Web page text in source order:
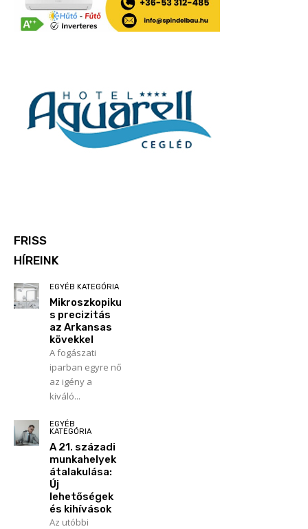
FRISS
HÍREINK
EGYÉB KATEGÓRIA
Mikroszkopiku
s precizitás
az Arkansas
kövekkel
A fogászati
iparban egyre nő
az igény a
kiváló...
EGYÉB
KATEGÓRIA
A 21. századi
munkahelyek
átalakulása:
Új
lehetőségek
és kihívások
Az utóbbi